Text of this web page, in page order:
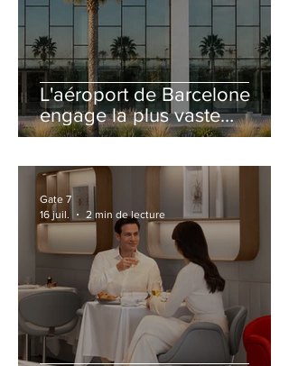
L'aéroport de Barcelone
engage la plus vaste
rénovation de son Terminal
Gate 7
16 juil.
2 min de lecture